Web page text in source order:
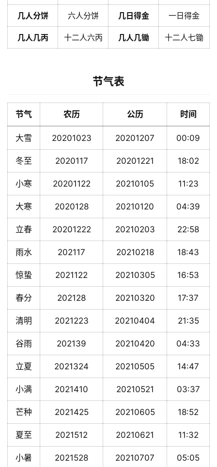
几人分饼 六人分饼 几日得金 一日得金
几人几丙 十二人六丙 几人几锄 十二人七锄
节气表
节气 农历 公历 时间
大雪 20201023 20201207 00:09
冬至 2020117 20201221 18:02
小寒 20201122 20210105 11:23
大寒 2020128 20210120 04:39
立春 20201222 20210203 22:58
雨水 202117 20210218 18:43
惊蛰 2021122 20210305 16:53
春分 202128 20210320 17:37
清明 2021223 20210404 21:35
谷雨 202139 20210420 04:33
立夏 2021324 20210505 14:47
小满 2021410 20210521 03:37
芒种 2021425 20210605 18:52
夏至 2021512 20210621 11:32
小暑 2021528 20210707 05:05